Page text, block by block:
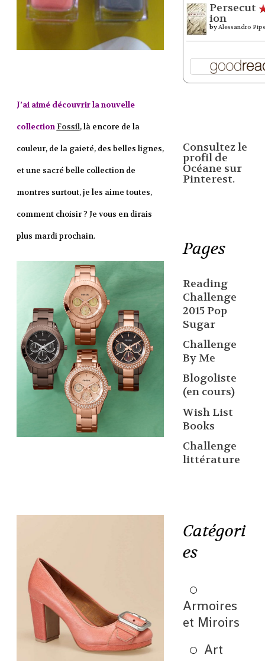
J’ai aimé découvrir la nouvelle
collectionFossil, là encore de la
couleur, de la gaieté, des belles lignes,
et une sacré belle collection de
montres surtout, je les aime toutes,
comment choisir ? Je vous en dirais
plus mardi prochain.
Persecut
ion
byAlessandro
Consultez le
profil de
Océane sur
Pinterest.
Pages
Reading
Challenge
2015 Pop
Sugar
Challenge
By Me
Blogoliste
(en cours)
Wish List
Books
Challenge
littérature
Catégori
es
Armoires
et Miroirs
Art